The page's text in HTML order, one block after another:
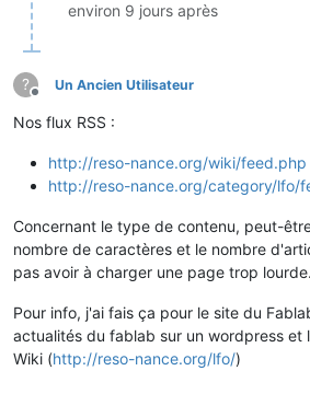
environ 9 jours après
?
Hors-ligne
Un Ancien Utilisateur
Nos flux RSS :
http://reso-nance.org/wiki/feed.php
http://reso-nance.org/category/lfo/
Concernant le type de contenu, peut-
nombre de caractères et le nombre
pas avoir à charger une page trop lourde.
Pour info, j'ai fais ça pour le site du
actualités du fablab sur un wordpress et
Wiki (http://reso-nance.org/lfo/)